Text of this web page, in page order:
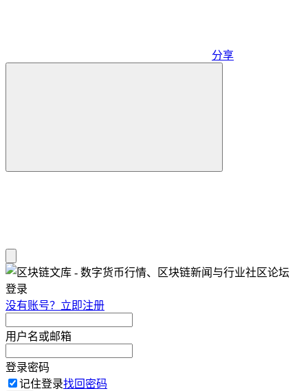
分享
登录
没有账号？立即注册
用户名或邮箱
登录密码
记住登录找回密码